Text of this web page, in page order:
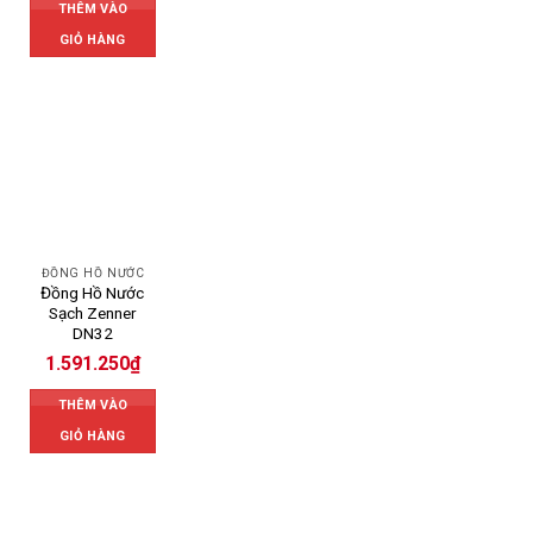
THÊM VÀO
GIỎ HÀNG
ĐỒNG HỒ NƯỚC
Đồng Hồ Nước
Sạch Zenner
DN32
1.591.250₫
THÊM VÀO
GIỎ HÀNG